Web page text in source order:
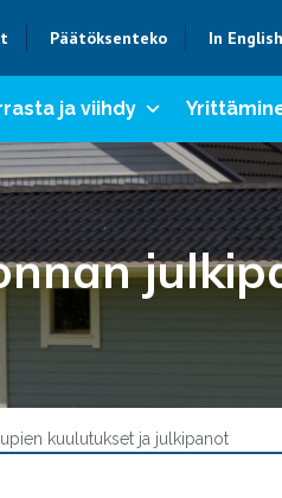
Päätöksenteko In English
ja viihdy
kuulutukset ja julkipanot